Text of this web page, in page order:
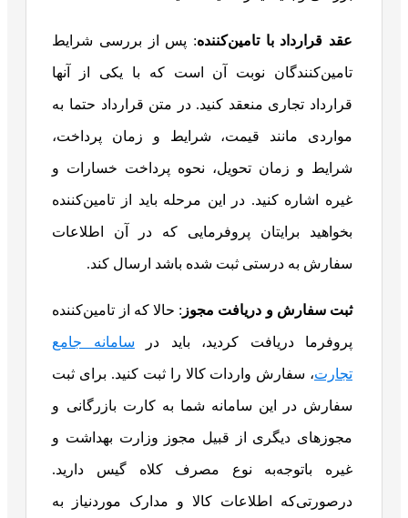
عقد قرارداد با تامین‌کننده: پس از بررسی شرایط
تامین‌کنندگان نوبت آن است که با یکی از آنها
قرارداد تجاری منعقد کنید. در متن قرارداد حتما به
مواردی مانند قیمت، شرایط و زمان پرداخت،
شرایط و زمان تحویل، نحوه پرداخت خسارات و
غیره اشاره کنید. در این مرحله باید از تامین‌کننده
بخواهید برایتان پروفرمایی که در آن اطلاعات
سفارش به درستی ثبت شده باشد ارسال کند.
ثبت سفارش و دریافت مجوز : حالا که از تامین‌کننده
پروفرما دریافت کردید، باید در سامانه جامع
تجارت، سفارش واردات کالا را ثبت کنید. برای ثبت
سفارش در این سامانه شما به کارت بازرگانی و
مجوزهای دیگری از قبیل مجوز وزارت بهداشت و
غیره باتوجه‌به نوع مصرف کلاه گیس دارید.
درصورتی‌که اطلاعات کالا و مدارک موردنیاز به